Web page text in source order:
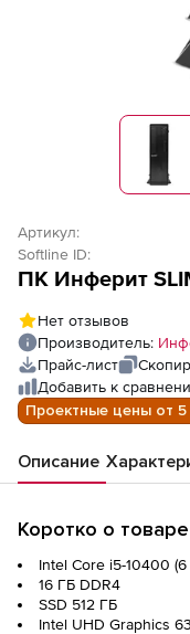
Артикул:
Softline ID:
ПК Инферит
Нет отзывов
Производитель:
Прайс-лист
Добавить к
Проектные цены от
Описание
Коротко о товаре
Intel Core i5-10400
16 ГБ DDR4
SSD 512 ГБ
Intel UHD Graphics